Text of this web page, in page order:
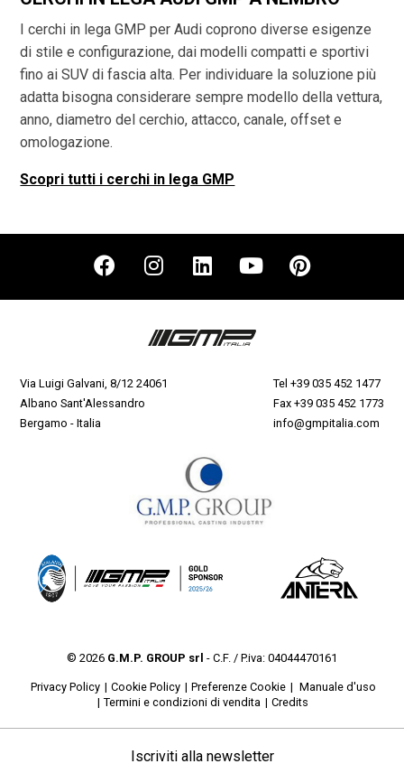
I cerchi in lega GMP per Audi coprono diverse esigenze
di stile e configurazione, dai modelli compatti e sportivi
fino ai SUV di fascia alta. Per individuare la soluzione più
adatta bisogna considerare sempre modello della vettura,
anno, diametro del cerchio, attacco, canale, offset e
omologazione.
Scopri tutti i cerchi in lega GMP
Via Luigi Galvani, 8/12 24061
Albano Sant'Alessandro
Bergamo - Italia
Tel +39 035 452 1477
Fax +39 035 452 1773
info@gmpitalia.com
© 2026 G.M.P. GROUP srl - C.F. / P.iva: 04044470161
Privacy Policy Cookie Policy Preferenze Cookie
Manuale d'uso
Termini e condizioni di vendita
Credits
Iscriviti alla newsletter